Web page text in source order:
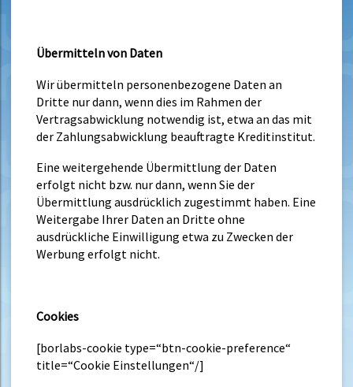
Übermitteln von Daten
Wir übermitteln personenbezogene Daten an
Dritte nur dann, wenn dies im Rahmen der
Vertragsabwicklung notwendig ist, etwa an das mit
der Zahlungsabwicklung beauftragte Kreditinstitut.
Eine weitergehende Übermittlung der Daten
erfolgt nicht bzw. nur dann, wenn Sie der
Übermittlung ausdrücklich zugestimmt haben. Eine
Weitergabe Ihrer Daten an Dritte ohne
ausdrückliche Einwilligung etwa zu Zwecken der
Werbung erfolgt nicht.
Cookies
[borlabs-cookie type=“btn-cookie-preference“
title=“Cookie Einstellungen“/]